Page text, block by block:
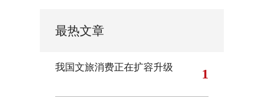
最热文章
我国文旅消费正在扩容升级 1